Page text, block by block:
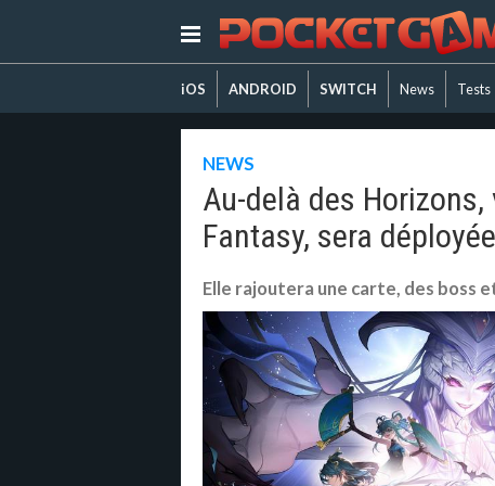
iOS ANDROID SWITCH News Tests
NEWS
Au-delà des
Fantasy, sera
Elle rajoutera une carte, des boss